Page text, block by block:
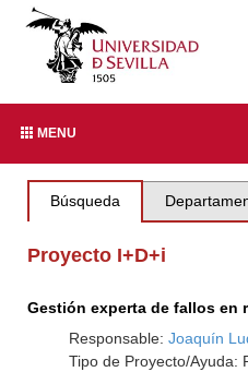
MENU
Búsqueda
Proyecto I+D+i
Gestión experta de fallos en
Responsable: Joaquín
Tipo de Proyecto/Ayuda: